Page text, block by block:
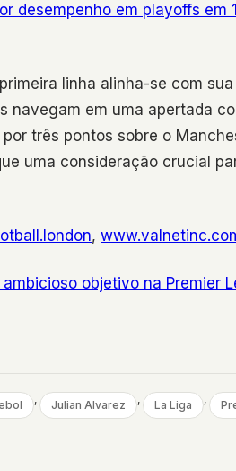
desempenho em playoffs em
linha alinha-se com
navegam em uma apertada
três pontos sobre o
uma consideração crucial
,
objetivo na Premier
, Julian Alvarez , La Liga ,